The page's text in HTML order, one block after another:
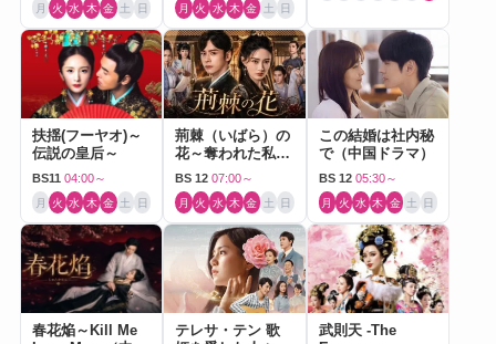
月 火 水 木 金 土 日 月 火 水 木 金 土 日
扶揺(フーヤオ)～
伝説の皇后～
BS11 04:00～
月 火 水 木 金 土 日
荊棘（いばら）の
花～奪われた私～
（中国ドラマ）
BS 12 07:00～
月 火 水 木 金 土 日
この結婚は社内秘
で（中国ドラマ）
BS 12 05:30～
月 火 水 木 金 土 日
春花焔～Kill Me
テレサ・テン 歌
武則天 -The